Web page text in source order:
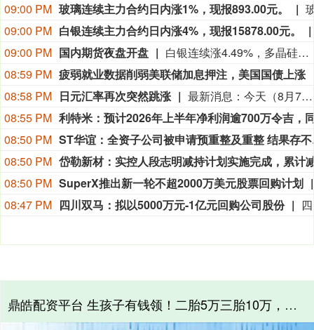
09:00 PM 玻璃连续主力合约日内涨1%，现报893.00元。
09:00 PM 白银连续主力合约日内涨4%，现报15878.00元。
09:00 PM 国内期货夜盘开盘
白银连续涨4.49%，多晶硅连续涨2.95%，黄金连续涨2.45%，工业硅连续涨1.91%，鸡蛋连续涨1.72%。
08:59 PM 疲弱就业数据削弱美联储加息押注，美国国债上涨
08:58 PM 日元汇率再次突然跳涨
最新消息：今天（8月7日），在疲软的美国就业数据公布后，日元兑美元汇率再次突然跳涨：美元一度下跌1.1%，至1美元兑156.68日元。目前尚不清楚是什么推动了这一市场波动，也不确定日本是否再次入市干预。 日本财务大臣片山皋月和美国财长贝森特8月3日确认，日美于美东时间7月31日联合干预外汇市场，支撑日元汇率。干预后，日元汇率一度升至1美元兑换155日元区间，但今天早些时候已回落至1美元兑换158日元区间。（CCTV国际时讯）
08:55 PM
08:50 PM
ST华
08:50 PM
08:50 PM SuperX推出新一轮不超2000万美元股票回购计划
08:47 PM 四川双马：拟以5000万元-1亿元回购公司股份
鼎皓配资平台 生孩子有钱领！二胎5万三胎10万，养到孩子10岁！心动了吗